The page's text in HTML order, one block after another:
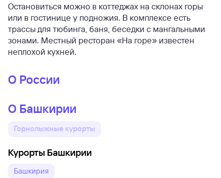
Остановиться можно в коттеджах на склонах горы
или в гостинице у подножия. В комплексе есть
трассы для тюбинга, баня, беседки с мангальными
зонами. Местный ресторан «На горе» известен
неплохой кухней.
О России
О Башкирии
Горнолыжные курорты
Курорты Башкирии
Башкирия